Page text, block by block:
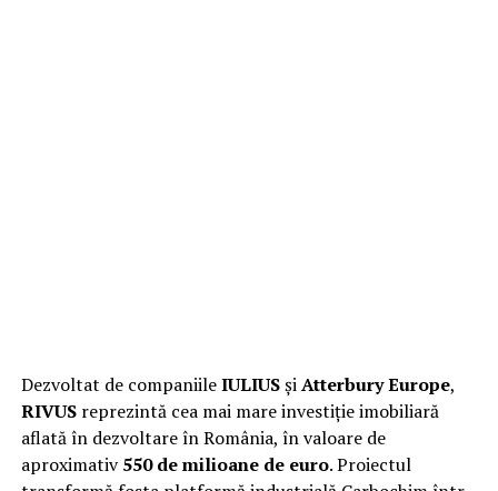
Dezvoltat de companiileIULIUSșiAtterbury Europe,
RIVUSreprezintă cea mai mare investiție imobiliară
aflată în dezvoltare în România, în valoare de
aproximativ550 de milioane de euro. Proiectul